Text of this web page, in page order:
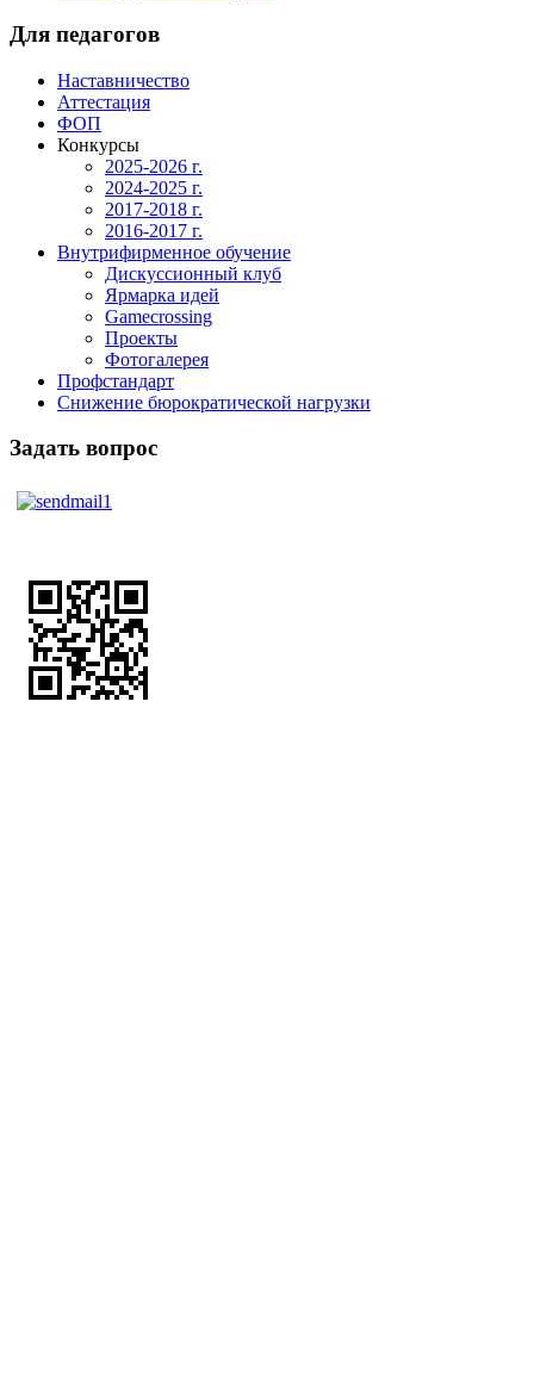
Для педагогов
Наставничество
Аттестация
ФОП
Конкурсы
2025-2026 г.
2024-2025 г.
2017-2018 г.
2016-2017 г.
Внутрифирменное обучение
Дискуссионный клуб
Ярмарка идей
Gamecrossing
Проекты
Фотогалерея
Профстандарт
Снижение бюрократической нагрузки
Задать вопрос